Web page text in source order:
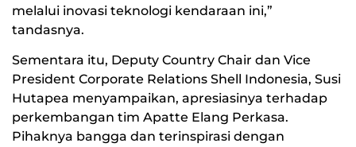
melalui inovasi teknologi kendaraan ini,”
tandasnya.
Sementara itu, Deputy Country Chair dan Vice
President Corporate Relations Shell Indonesia, Susi
Hutapea menyampaikan, apresiasinya terhadap
perkembangan tim Apatte Elang Perkasa.
Pihaknya bangga dan terinspirasi dengan